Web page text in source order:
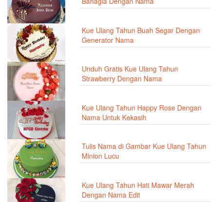
Kue Ulang Tahun Buah Segar Dengan
Generator Nama
Unduh Gratis Kue Ulang Tahun
Strawberry Dengan Nama
Kue Ulang Tahun Happy Rose Dengan
Nama Untuk Kekasih
Tulis Nama di Gambar Kue Ulang Tahun
Minion Lucu
Kue Ulang Tahun Hati Mawar Merah
Dengan Nama Edit